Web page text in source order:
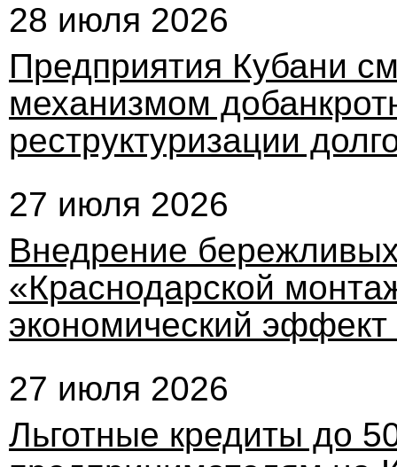
28 июля 2026
Предприятия Кубани
механизмом
реструктуризации
27 июля 2026
Внедрение
«Краснодарской
экономический
27 июля 2026
Льготные кредиты до